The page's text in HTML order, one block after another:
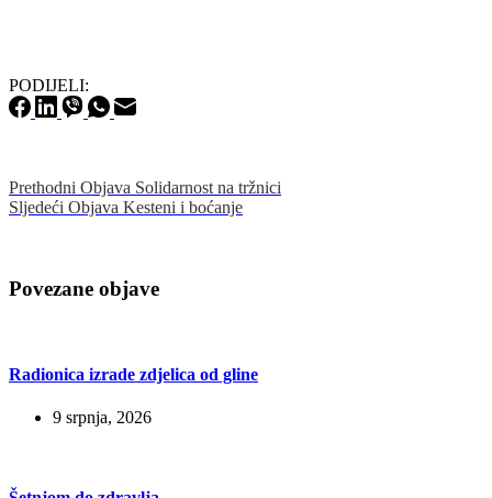
PODIJELI:
Prethodni Objava Solidarnost na tržnici
Sljedeći Objava Kesteni i boćanje
Povezane objave
Radionica izrade zdjelica od gline
9 srpnja, 2026